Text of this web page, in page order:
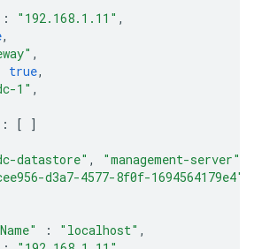
: "192.168.1.11" ,
,
,
true,
1" ,
: [
]
datastore" , "management-server"
d3a7-4577-8f0f-1694564179e4"
: "localhost" ,